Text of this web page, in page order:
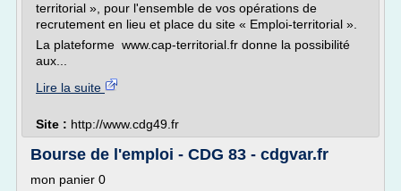
territorial », pour l'ensemble de vos opérations de
recrutement en lieu et place du site « Emploi-territorial ».
La plateforme www.cap-territorial.fr donne la possibilité
aux...
Lire la suite
Site : http://www.cdg49.fr
Bourse de l'emploi - CDG 83 - cdgvar.fr
mon panier 0